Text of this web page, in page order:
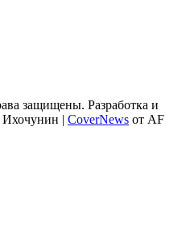
защищены. Разработка и
Ихочунин | CoverNews от AF